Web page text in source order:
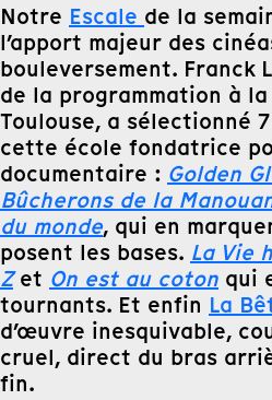
Notre Escale de la
l’apport majeur des
bouleversement. Franck
de la programmation à
Toulouse, a sélectionné
cette école fondatrice
documentaire : Golden
Bûcherons de la
du monde, qui en
posent les bases. La Vie
Zet On est au coton qui
tournants. Et enfin La
d’œuvre inesquivable,
cruel, direct du bras
fin.